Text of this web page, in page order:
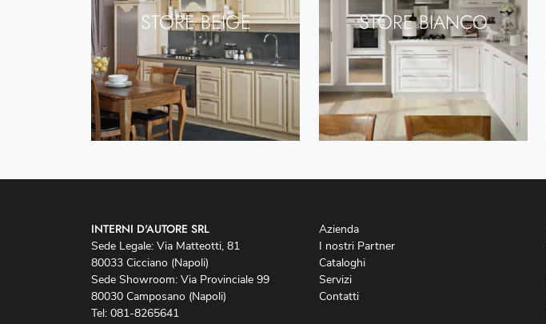
STORE BEIGE STORE BIANCO
INTERNI D'AUTORE SRL
Sede Legale: Via Matteotti, 81
80033 Cicciano (Napoli)
Sede Showroom: Via Provinciale 99
80030 Camposano (Napoli)
Tel: 081-8265641
Azienda
I nostri Partner
Cataloghi
Servizi
Contatti